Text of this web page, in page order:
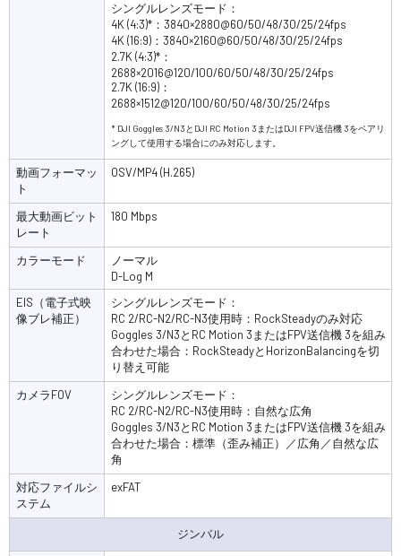
シングルレンズモード：
4K (4:3)*：3840×2880@60/50/48/30/25/24fps
4K (16:9)：3840×2160@60/50/48/30/25/24fps
2.7K (4:3)*：
2688×2016@120/100/60/50/48/30/25/24fps
2.7K (16:9)：
2688×1512@120/100/60/50/48/30/25/24fps
* DJI Goggles 3/N3とDJI RC Motion 3またはDJI FPV送信機 3をペアリ
ングして使用する場合にのみ対応します。
動画フォーマッ
ト
OSV/MP4 (H.265)
最大動画ビット
レート
180 Mbps
カラーモード
ノーマル
D-Log M
EIS（電子式映
像ブレ補正）
シングルレンズモード：
RC 2/RC-N2/RC-N3使用時：RockSteadyのみ対応
Goggles 3/N3とRC Motion 3またはFPV送信機 3を組み
合わせた場合：RockSteadyとHorizonBalancingを切
り替え可能
カメラFOV
シングルレンズモード：
RC 2/RC-N2/RC-N3使用時：自然な広角
Goggles 3/N3とRC Motion 3またはFPV送信機 3を組み
合わせた場合：標準（歪み補正）／広角／自然な広
角
対応ファイルシ
ステム
exFAT
ジンバル